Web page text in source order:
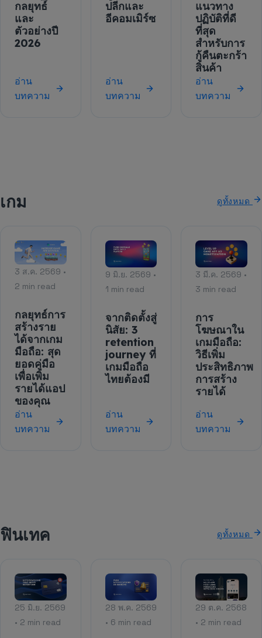
กลยุทธ์
และ
ตัวอย่างปี
2026
อ่าน
บทความ
ปลีกและ
อีคอมเมิร์ซ
อ่าน
บทความ
แนวทาง
ปฏิบัติที่ดี
ที่สุด
สำหรับการ
กู้คืนตะกร้า
สินค้า
อ่าน
บทความ
เกม ดูทั้งหมด
3 ส.ค. 2569 •
2 min read
กลยุทธ์การ
สร้างราย
ได้จากเกม
มือถือ: สุด
ยอดคู่มือ
เพื่อเพิ่ม
รายได้แอป
ของคุณ
อ่าน
บทความ
9 มิ.ย. 2569 •
1 min read
จากติดตั้งสู่
นิสัย: 3
retention
journey ที่
เกมมือถือ
ไทยต้องมี
อ่าน
บทความ
3 มี.ค. 2569 •
3 min read
การ
โฆษณาใน
เกมมือถือ:
วิธีเพิ่ม
ประสิทธิภาพ
การสร้าง
รายได้
อ่าน
บทความ
ฟินเทค ดูทั้งหมด
25 มิ.ย. 2569
• 2 min read
28 พ.ค. 2569
• 6 min read
29 ต.ค. 2568
• 2 min read